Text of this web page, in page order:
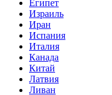
Египет
Израиль
Иран
Испания
Италия
Канада
Китай
Латвия
Ливан